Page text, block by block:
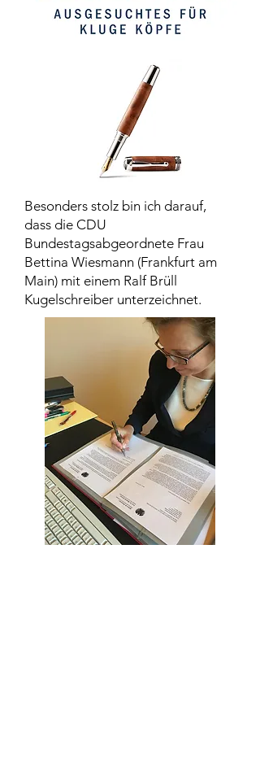
Besonders stolz bin ich darauf,
dass die CDU
Bundestagsabgeordnete Frau
Bettina Wiesmann (Frankfurt am
Main) mit einem Ralf Brüll
Kugelschreiber unterzeichnet.